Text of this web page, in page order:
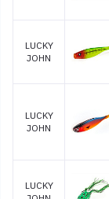
LUCKY
JOHN
LUCKY
JOHN
LUCKY